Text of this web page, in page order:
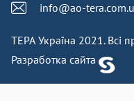
info@ao-
ТЕРА Україна 2021. Всі
Разработка сайта